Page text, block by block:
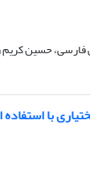
حسین کریم
با استفاده